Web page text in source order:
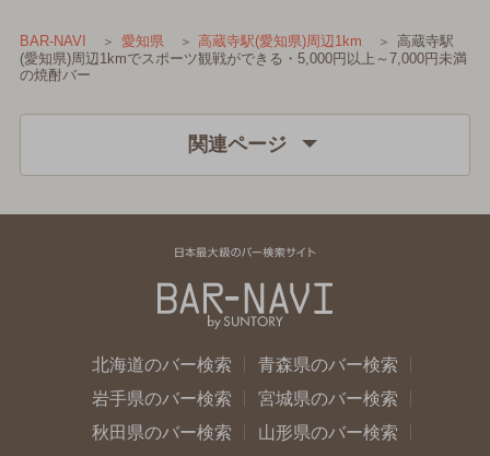
BAR-NAVI 愛知県 高蔵寺駅(愛知県)周辺1km
高蔵寺駅
(愛知県)周辺1kmでスポーツ観戦ができる・5,000円以上～7,000円未満
の焼酎バー
関連ページ
北海道のバー検索
青森県のバー検索
岩手県のバー検索
宮城県のバー検索
秋田県のバー検索
山形県のバー検索